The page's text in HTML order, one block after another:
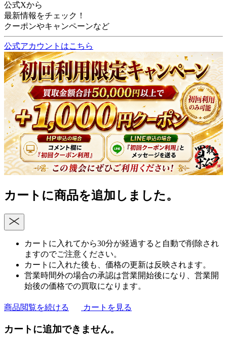
公式Xから
最新情報をチェック！
クーポンやキャンペーンなど
公式アカウントはこちら
カートに商品を追加しました。
カートに入れてから30分が経過すると自動で削除され
ますのでご注意ください。
カートに入れた後も、価格の更新は反映されます。
営業時間外の場合の承認は営業開始後になり、営業開
始後の価格での買取になります。
商品閲覧を続ける カートを見る
カートに追加できません。